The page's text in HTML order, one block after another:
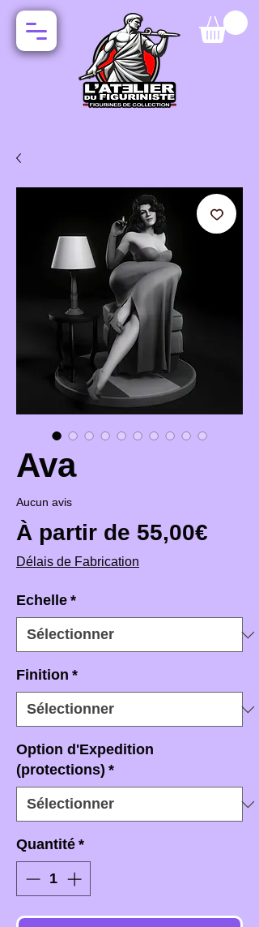
Ava
Aucun avis
À partir de 55,00€
Délais de Fabrication
Echelle *
Finition *
Option d'Expedition
(protections) *
Quantité *